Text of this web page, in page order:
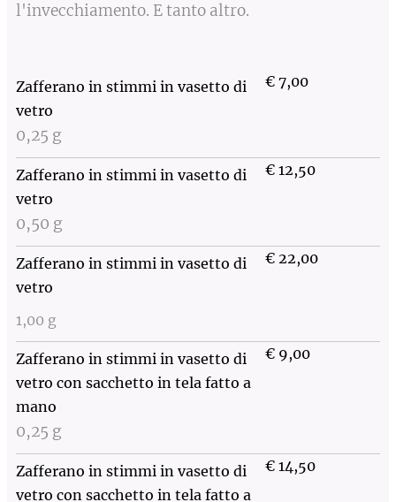
l'invecchiamento. E tanto altro.
Zafferano in stimmi in vasetto di
vetro
0,25 g
€ 7,00
Zafferano in stimmi in vasetto di
vetro
0,50 g
€ 12,50
Zafferano in stimmi in vasetto di
vetro
1,00 g
€ 22,00
Zafferano in stimmi in vasetto di
vetro con sacchetto in tela fatto a
mano
0,25 g
€ 9,00
Zafferano in stimmi in vasetto di
vetro con sacchetto in tela fatto a
€ 14,50